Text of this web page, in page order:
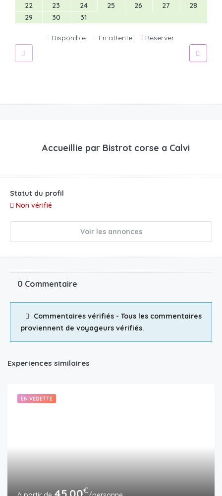
22
23 24 25 26 27
28
29
30 31
Disponible En attente Réserver
Accueillie par Bistrot corse a Calvi
Statut du profil
Non vérifié
Voir les annonces
0 Commentaire
Commentaires vérifiés - Tous les commentaires
proviennent de voyageurs vérifiés.
Experiences similaires
EN VEDETTE
€